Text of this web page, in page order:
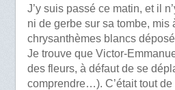
J’y suis passé ce matin, et il
ni de gerbe sur sa tombe, mis
chrysanthèmes blancs
Je trouve que Victor-
des fleurs, à défaut de se
comprendre…). C’était tout